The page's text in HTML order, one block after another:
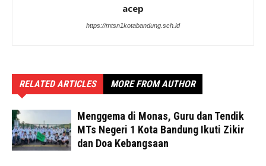
acep
https://mtsn1kotabandung.sch.id
RELATED ARTICLES MORE FROM AUTHOR
Menggema di Monas, Guru dan Tendik
MTs Negeri 1 Kota Bandung Ikuti Zikir
dan Doa Kebangsaan